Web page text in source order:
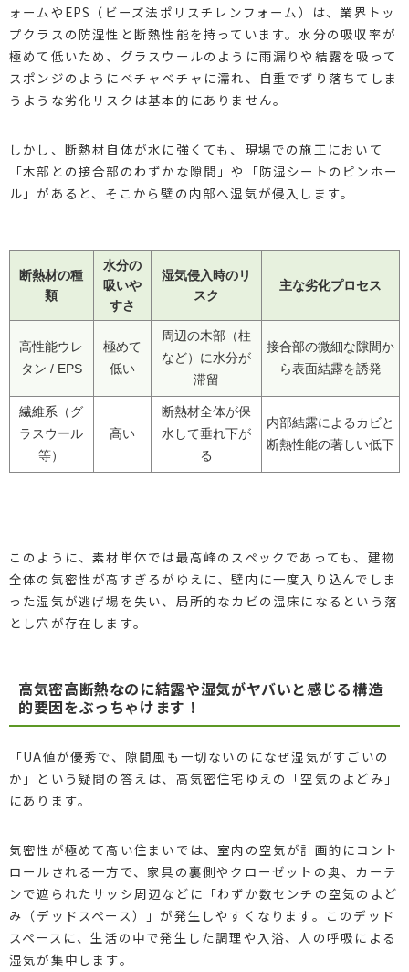
ォームやEPS（ビーズ法ポリスチレンフォーム）は、業界トッ
プクラスの防湿性と断熱性能を持っています。水分の吸収率が
極めて低いため、グラスウールのように雨漏りや結露を吸って
スポンジのようにベチャベチャに濡れ、自重でずり落ちてしま
うような劣化リスクは基本的にありません。
しかし、断熱材自体が水に強くても、現場での施工において
「木部との接合部のわずかな隙間」や「防湿シートのピンホー
ル」があると、そこから壁の内部へ湿気が侵入します。
断熱材の種
類
水分の
吸いや
すさ
湿気侵入時のリ
スク
主な劣化プロセス
高性能ウレ
タン / EPS
極めて
低い
周辺の木部（柱
など）に水分が
滞留
接合部の微細な隙間か
ら表面結露を誘発
繊維系（グ
ラスウール
等）
高い
断熱材全体が保
水して垂れ下が
る
内部結露によるカビと
断熱性能の著しい低下
このように、素材単体では最高峰のスペックであっても、建物
全体の気密性が高すぎるがゆえに、壁内に一度入り込んでしま
った湿気が逃げ場を失い、局所的なカビの温床になるという落
とし穴が存在します。
高気密高断熱なのに結露や湿気がヤバいと感じる構造
的要因をぶっちゃけます！
「UA値が優秀で、隙間風も一切ないのになぜ湿気がすごいの
か」という疑問の答えは、高気密住宅ゆえの「空気のよどみ」
にあります。
気密性が極めて高い住まいでは、室内の空気が計画的にコント
ロールされる一方で、家具の裏側やクローゼットの奥、カーテ
ンで遮られたサッシ周辺などに「わずか数センチの空気のよど
み（デッドスペース）」が発生しやすくなります。このデッド
スペースに、生活の中で発生した調理や入浴、人の呼吸による
湿気が集中します。